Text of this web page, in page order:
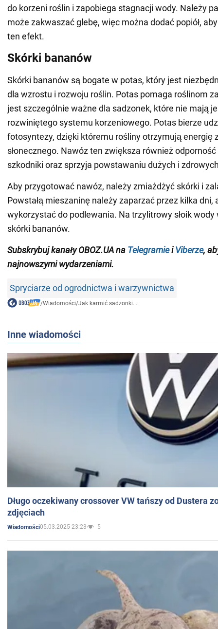
do korzeni roślin i zapobiega stagnacji wody. Należy
może zakwaszać glebę, więc można dodać popiół,
ten efekt.
Skórki bananów
Skórki bananów są bogate w potas, który jest
dla wzrostu i rozwoju roślin. Potas pomaga roślinom
jest szczególnie ważne dla sadzonek, które nie mają
rozwiniętego systemu korzeniowego. Potas bierze
fotosyntezy, dzięki któremu rośliny otrzymują energię
słonecznego. Nawóz ten zwiększa również
szkodniki oraz sprzyja powstawaniu dużych i
Aby przygotować nawóz, należy zmiażdżyć skórki i
Powstałą mieszaninę należy zaparzać przez kilka dni,
wykorzystać do podlewania. Na trzylitrowy słoik wody
skórki bananów.
Subskrybuj kanały OBOZ.UA na TelegramieiViberze,
najnowszymi wydarzeniami.
Spryciarze od ogrodnictwa i warzywnictwa
/Wiadomości/Jak karmić sadzonki...
Inne wiadomości
Długo oczekiwany crossover VW tańszy od Dustera
zdjęciach
Wiadomości05.03.2025 23:23 5